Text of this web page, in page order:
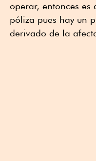
operar, entonces
póliza pues hay un
derivado de la